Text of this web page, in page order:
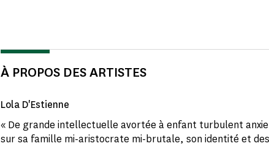
À PROPOS DES ARTISTES
Lola D'Estienne
« De grande intellectuelle avortée à enfant turbulent
sur sa famille mi-aristocrate mi-brutale, son identité et